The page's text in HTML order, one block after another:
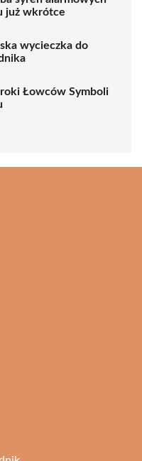
już wkrótce
wycieczka do
Łowców Symboli